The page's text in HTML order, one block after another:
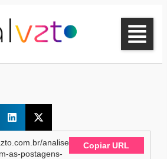
analise-
as-postagens-
Copiar URL